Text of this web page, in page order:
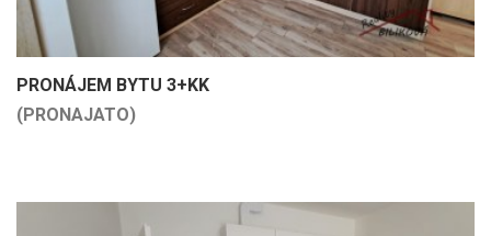
PRONÁJEM BYTU 3+KK
(PRONAJATO)